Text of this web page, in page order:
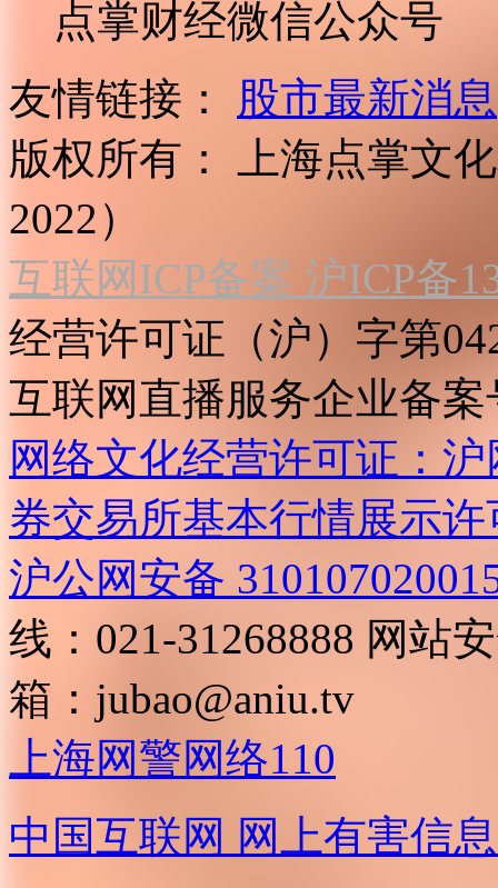
点掌财经微信公众号
友情链接：
股市最新消息
版权所有：
上海点掌文
2022）
互联网ICP备案 沪ICP备
经营许可证（沪）字第
互联网直播服务企业备案
网络文化经营许可证：
券交易所基本行情展示许
沪公网安备
线：021-31268888 网站
箱： jubao@aniu.tv
上海网警网络110
中国互联网 网上有害信